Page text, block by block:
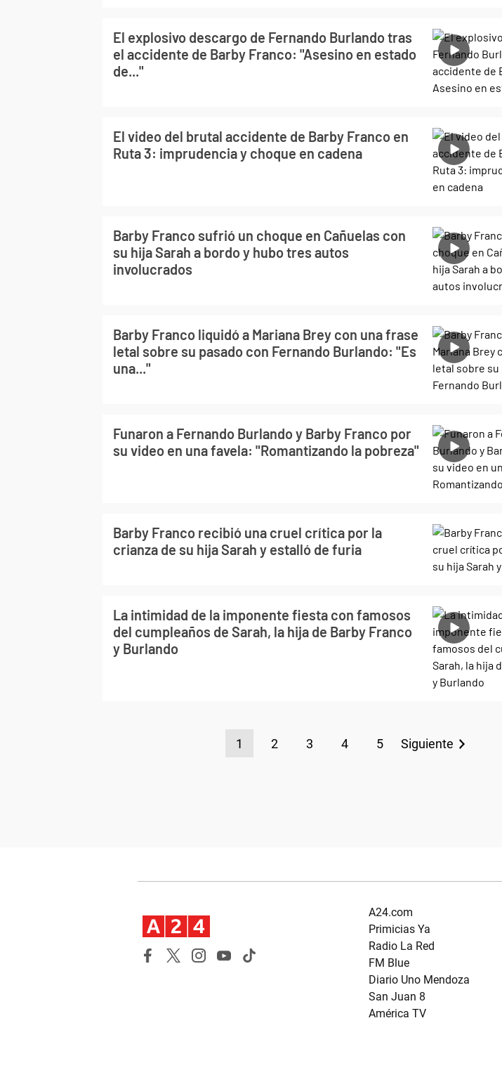
El explosivo descargo de Fernando Burlando tras
el accidente de Barby Franco: "Asesino en estado
de..."
El video del brutal accidente de Barby Franco en
Ruta 3: imprudencia y choque en cadena
Barby Franco sufrió un choque en Cañuelas con
su hija Sarah a bordo y hubo tres autos
involucrados
Barby Franco liquidó a Mariana Brey con una frase
letal sobre su pasado con Fernando Burlando: "Es
una..."
Funaron a Fernando Burlando y Barby Franco por
su video en una favela: "Romantizando la pobreza"
Barby Franco recibió una cruel crítica por la
crianza de su hija Sarah y estalló de furia
La intimidad de la imponente fiesta con famosos
del cumpleaños de Sarah, la hija de Barby Franco
y Burlando
1 2 3 4 5 Siguiente
A24.com
Primicias Ya
Radio La Red
FM Blue
Diario Uno Mendoza
San Juan 8
América TV